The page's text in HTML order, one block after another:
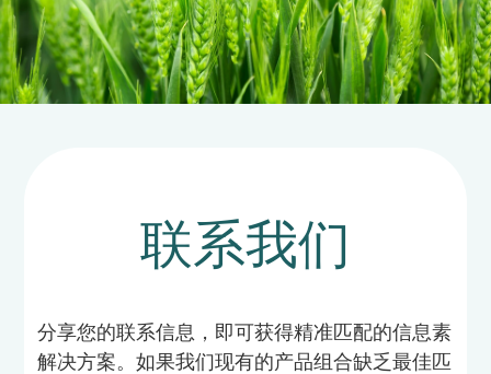
联系我们
分享您的联系信息，即可获得精准匹配的信息素
解决方案。如果我们现有的产品组合缺乏最佳匹